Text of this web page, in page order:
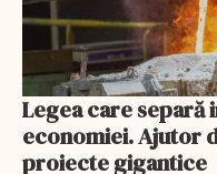
Legea care
economiei. Ajutor
proiecte gigantice